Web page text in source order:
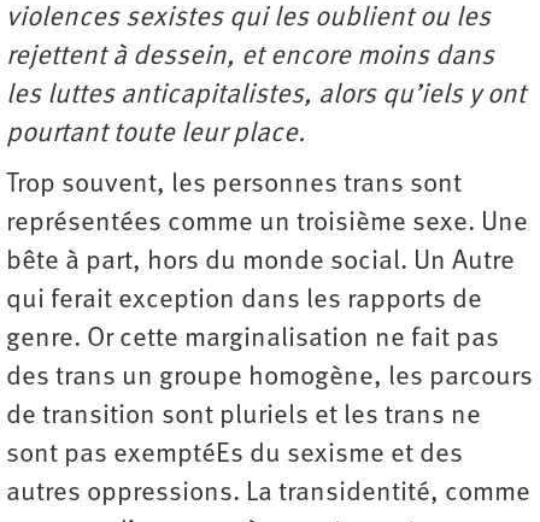
violences sexistes qui les oublient ou les
rejettent à dessein, et encore moins dans
les luttes anticapitalistes, alors qu’iels y ont
pourtant toute leur place.
Trop souvent, les personnes trans sont
représentées comme un troisième sexe. Une
bête à part, hors du monde social. Un Autre
qui ferait exception dans les rapports de
genre. Or cette marginalisation ne fait pas
des trans un groupe homogène, les parcours
de transition sont pluriels et les trans ne
sont pas exemptéEs du sexisme et des
autres oppressions. La transidentité, comme